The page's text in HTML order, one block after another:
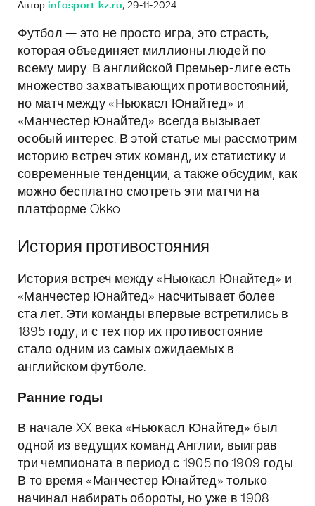
Автор infosport-kz.ru, 29-11-2024
Футбол — это не просто игра, это страсть,
которая объединяет миллионы людей по
всему миру. В английской Премьер-лиге есть
множество захватывающих противостояний,
но матч между «Ньюкасл Юнайтед» и
«Манчестер Юнайтед» всегда вызывает
особый интерес. В этой статье мы рассмотрим
историю встреч этих команд, их статистику и
современные тенденции, а также обсудим, как
можно бесплатно смотреть эти матчи на
платформе Okko.
История противостояния
История встреч между «Ньюкасл Юнайтед» и
«Манчестер Юнайтед» насчитывает более
ста лет. Эти команды впервые встретились в
1895 году, и с тех пор их противостояние
стало одним из самых ожидаемых в
английском футболе.
Ранние годы
В начале XX века «Ньюкасл Юнайтед» был
одной из ведущих команд Англии, выиграв
три чемпионата в период с 1905 по 1909 годы.
В то время «Манчестер Юнайтед» только
начинал набирать обороты, но уже в 1908